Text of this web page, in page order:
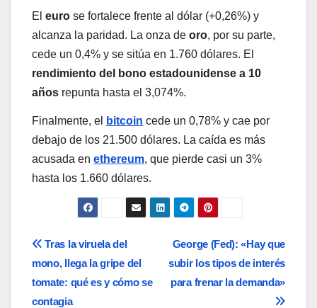
El euro se fortalece frente al dólar (+0,26%) y
alcanza la paridad. La onza de oro, por su parte,
cede un 0,4% y se sitúa en 1.760 dólares. El
rendimiento del bono estadounidense a 10
años repunta hasta el 3,074%.
Finalmente, el bitcoin cede un 0,78% y cae por
debajo de los 21.500 dólares. La caída es más
acusada en ethereum, que pierde casi un 3%
hasta los 1.660 dólares.
Navegación
de
George (Fed): «Hay que
subir los tipos de interés
para frenar la demanda»
Tras la viruela del
mono, llega la gripe del
tomate: qué es y cómo se
contagia